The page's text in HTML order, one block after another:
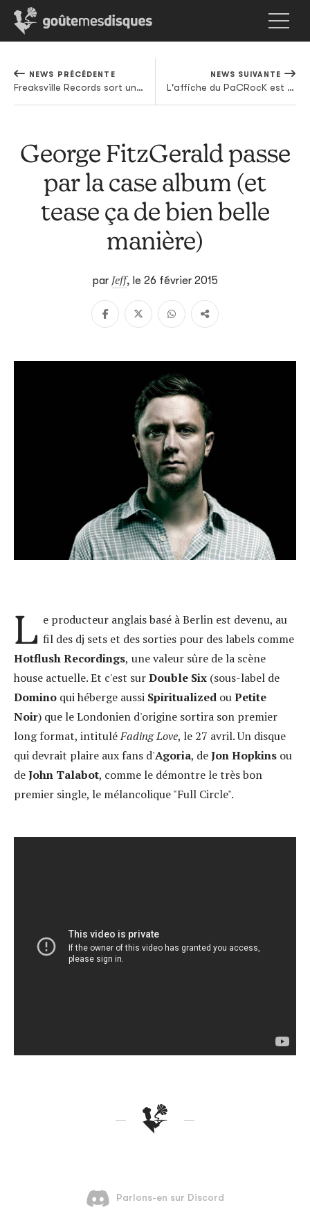
NEWS PRÉCÉDENTE
Freaksville Records sort un album de reprises de Jacques Duvall
NEWS SUIVANTE
L'affiche du PaCRocK est complète, et vraiment cool
George FitzGerald passe
par la case album (et
tease ça de bien belle
manière)
par Jeff, le 26 février 2015
L e producteur anglais basé à Berlin est devenu, au
fil des dj sets et des sorties pour des labels comme
Hotflush Recordings, une valeur sûre de la scène
house actuelle. Et c'est surDouble Six (sous-label de
Domino qui héberge aussi Spiritualized ouPetite
Noir) que le Londonien d'origine sortira son premier
long format, intituléFading Love, le 27 avril. Un disque
qui devrait plaire aux fans d'Agoria, deJon Hopkins ou
deJohn Talabot, comme le démontre le très bon
premier single, le mélancolique "Full Circle".